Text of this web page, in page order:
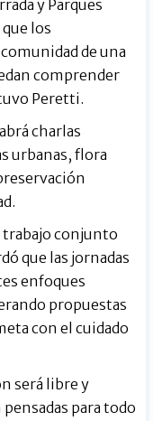
y Parques
los
de una
comprender
Peretti.
charlas
urbanas, flora
trabajo conjunto
que las jornadas
enfoques
propuestas
con el cuidado
será libre y
para todo